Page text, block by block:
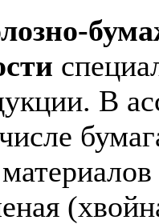
В